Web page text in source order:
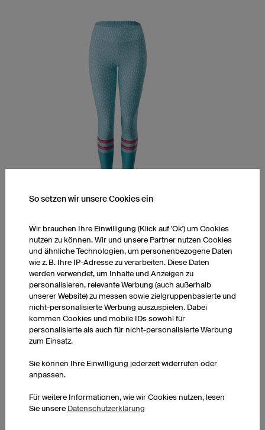
Extraleichtes LY-TEX Material
ultra.dry Technologie
Höherer Bund am Rücken
1 Stück: CHF 78.00 pro Stück
10 Stück: CHF 51.00 pro Stück
50 Stück: CHF 37.00 pro Stück
WEITERE PRODUKTE AUS UNSEREM SORTIMENT
So setzen wir unsere Cookies ein
Wir brauchen Ihre Einwilligung (Klick auf 'Ok') um Cookies
nutzen zu können. Wir und unsere Partner nutzen Cookies
und ähnliche Technologien, um personenbezogene Daten
wie z. B. Ihre IP-Adresse zu verarbeiten. Diese Daten
werden verwendet, um Inhalte und Anzeigen zu
personalisieren, relevante Werbung (auch außerhalb
unserer Website) zu messen sowie zielgruppenbasierte und
nicht-personalisierte Werbung auszuspielen. Dabei
kommen Cookies und mobile IDs sowohl für
personalisierte als auch für nicht-personalisierte Werbung
zum Einsatz.
Sie können Ihre Einwilligung jederzeit widerrufen oder
anpassen.
Für weitere Informationen, wie wir Cookies nutzen, lesen
Sie unsere Datenschutzerklärung